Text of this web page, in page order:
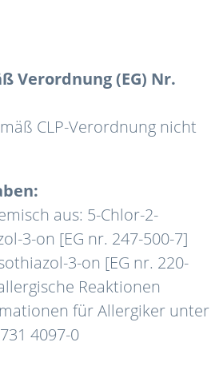
Verordnung (EG) Nr.
CLP-Verordnung nicht
aus: 5-Chlor-2-
3-on [EG nr. 247-500-7]
3-on [EG nr. 220-
Reaktionen
für Allergiker unter
4097-0